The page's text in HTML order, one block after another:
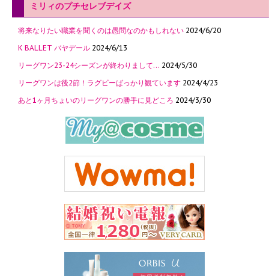
ミリィのプチセレブデイズ
将来なりたい職業を聞くのは愚問なのかもしれない 2024/6/20
K BALLET バヤデール 2024/6/13
リーグワン23-24シーズンが終わりまして… 2024/5/30
リーグワンは後2節！ラグビーばっかり観ています 2024/4/23
あと1ヶ月ちょいのリーグワンの勝手に見どころ 2024/3/30